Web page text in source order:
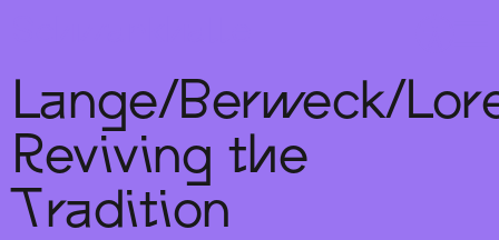
Lange/Berweck/
Reviving the
Tradition